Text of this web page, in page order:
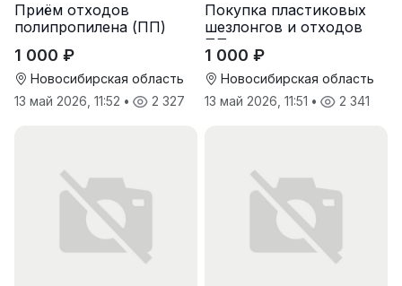
Приём отходов
полипропилена (ПП)
1 000 ₽
Новосибирская область
13 май 2026, 11:52 • 2 327
Покупка пластиковых
шезлонгов и отходов
ПП
1 000 ₽
Новосибирская область
13 май 2026, 11:51 • 2 341